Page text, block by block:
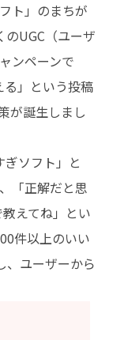
ト」のまちが
UGC（ユーザ
ンペーンで
る」という投稿
が誕生しまし
ソフト」と
「正解だと思
えてね」とい
件以上のいい
、ユーザーから